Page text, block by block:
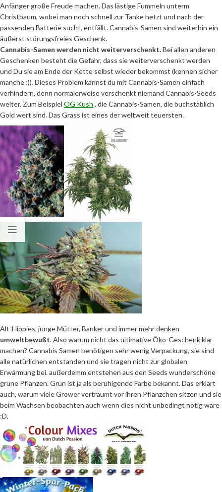
Anfänger große Freude machen. Das lästige Fummeln unterm
Christbaum, wobei man noch schnell zur Tanke hetzt und nach der
passenden Batterie sucht, entfällt. Cannabis-Samen sind weiterhin ein
äußerst störungsfreies Geschenk.
Cannabis-Samen werden nicht weiterverschenkt.Bei allen anderen
Geschenken besteht die Gefahr, dass sie weiterverschenkt werden
und Du sie am Ende der Kette selbst wieder bekommst (kennen sicher
manche ;)). Dieses Problem kannst du mit Cannabis-Samen einfach
verhindern, denn normalerweise verschenkt niemand Cannabis-Seeds
weiter. Zum Beispiel OG Kush , die Cannabis-Samen, die buchstäblich
Gold wert sind. Das Grass ist eines der weltweit teuersten.
Alt-Hippies, junge Mütter, Banker und immer mehr denken
umweltbewußt. Also warum nicht das ultimative Öko-Geschenk klar
machen? Cannabis Samen benötigen sehr wenig Verpackung, sie sind
alle natürlichen entstanden und sie tragen nicht zur globalen
Erwärmung bei. außerdemm entstehen aus den Seeds wunderschöne
grüne Pflanzen. Grün ist ja als beruhigende Farbe bekannt. Das erklärt
auch, warum viele Grower verträumt vor ihren Pflänzchen sitzen und sie
beim Wachsen beobachten auch wenn dies nicht unbedingt nötig wäre
:D.